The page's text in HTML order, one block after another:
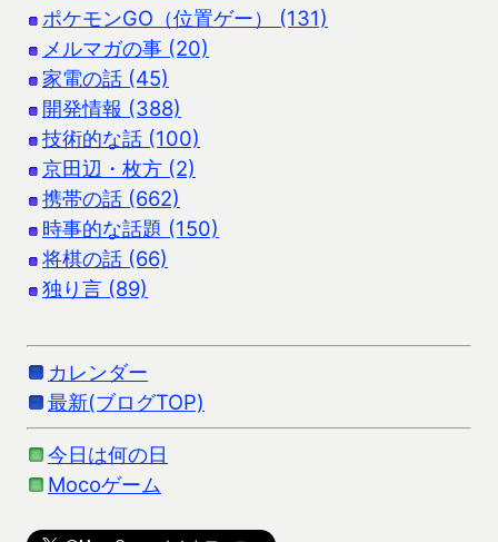
ポケモンGO（位置ゲー） (131)
メルマガの事 (20)
家電の話 (45)
開発情報 (388)
技術的な話 (100)
京田辺・枚方 (2)
携帯の話 (662)
時事的な話題 (150)
将棋の話 (66)
独り言 (89)
カレンダー
最新(ブログTOP)
今日は何の日
Mocoゲーム